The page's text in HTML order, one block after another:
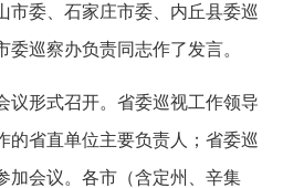
市委、石家庄市委、内丘县委巡
巡察办负责同志作了发言。
议形式召开。省委巡视工作领导
的省直单位主要负责人；省委巡
加会议。各市（含定州、辛集